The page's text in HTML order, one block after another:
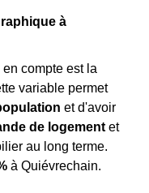
à
compte est la
variable permet
et d'avoir
de logement et
au long terme.
à Quiévrechain.